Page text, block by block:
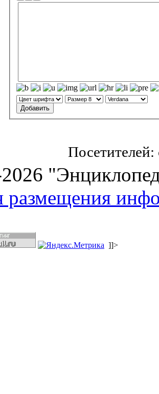
Посетителей:
размещения
]]>